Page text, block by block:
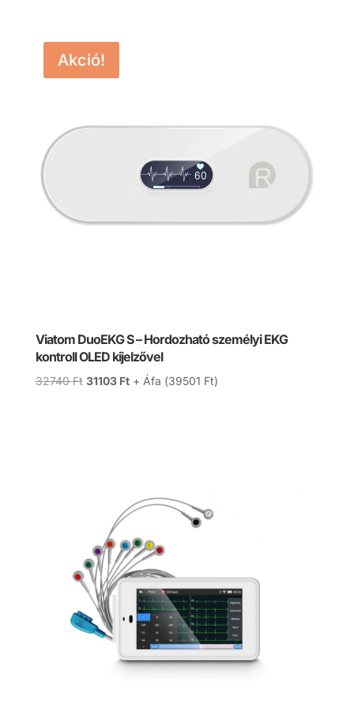
Akció!
Viatom DuoEKG S – Hordozható személyi EKG
kontroll OLED kijelzővel
32740Ft Original
31103 FtCurrent
+ Áfa (39501 Ft)